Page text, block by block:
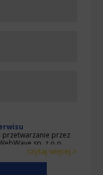
przetwarzanie przez
sp. z o.o.
osobowych naczytaj więcej >